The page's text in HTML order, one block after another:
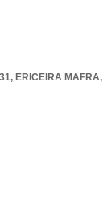
, ERICEIRA MAFRA,